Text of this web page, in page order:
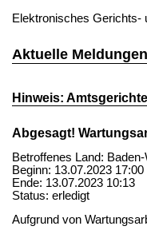
Elektronisches Gerichts-
Aktuelle Meldungen
Hinweis:
Abgesagt!
Betroffenes Land:
Beginn: 13.07.2023 17:00
Ende: 13.07.2023 10:13
Status: erledigt
Aufgrund von